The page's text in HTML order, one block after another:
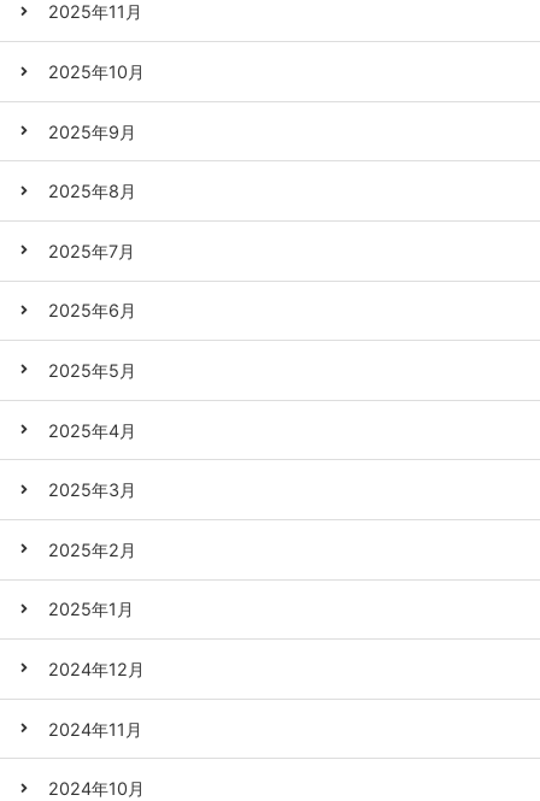
2025年11月
2025年10月
2025年9月
2025年8月
2025年7月
2025年6月
2025年5月
2025年4月
2025年3月
2025年2月
2025年1月
2024年12月
2024年11月
2024年10月